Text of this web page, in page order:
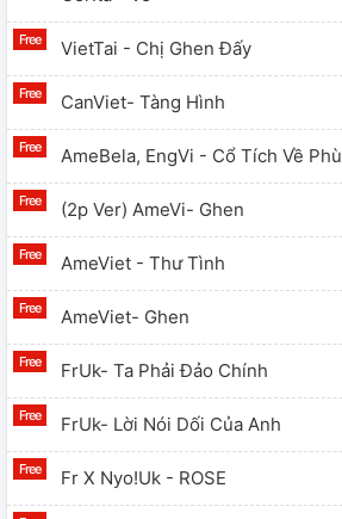
VietTai - Chị Ghen Đấy
CanViet- Tàng Hình
AmeBela, EngVi - Cổ Tích Về
(2p Ver) AmeVi- Ghen
AmeViet - Thư Tình
AmeViet- Ghen
FrUk- Ta Phải Đảo Chính
FrUk- Lời Nói Dối Của Anh
Fr X Nyo!Uk - ROSE